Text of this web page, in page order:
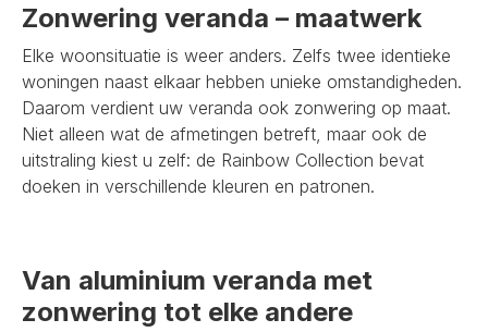
Zonwering veranda – maatwerk
Elke woonsituatie is weer anders. Zelfs twee identieke
woningen naast elkaar hebben unieke omstandigheden.
Daarom verdient uw veranda ook zonwering op maat.
Niet alleen wat de afmetingen betreft, maar ook de
uitstraling kiest u zelf: de Rainbow Collection bevat
doeken in verschillende kleuren en patronen.
Van aluminium veranda met
zonwering tot elke andere